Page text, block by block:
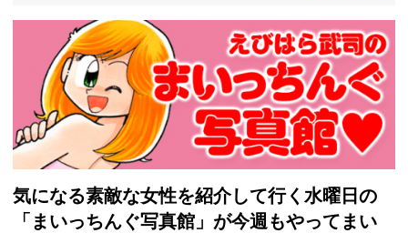
気になる素敵な女性を紹介して行く水曜日の
「まいっちんぐ写真館」が今週もやってまい